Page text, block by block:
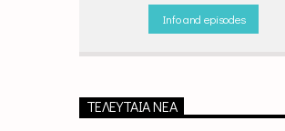
την πρωινή ρουτίνα πιο ευχάριστη!
"Νωρίς το πρωί" καθημερινά
107 FM
Info and episodes
ΤΕΛΕΥΤΑΊΑ ΝΈΑ